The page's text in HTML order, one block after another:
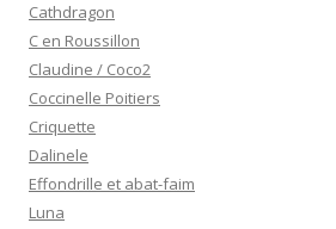
Cathdragon
C en Roussillon
Claudine / Coco2
Coccinelle Poitiers
Criquette
Dalinele
Effondrille et abat-faim
Luna